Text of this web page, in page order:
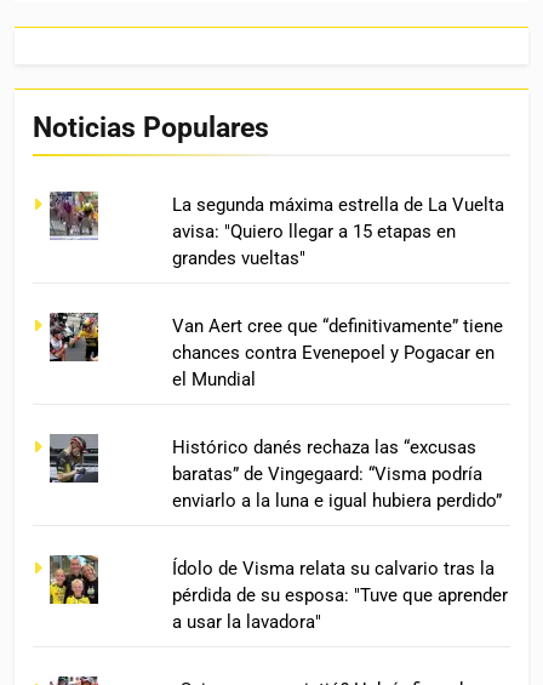
Noticias Populares
La segunda máxima estrella de La Vuelta
avisa: "Quiero llegar a 15 etapas en
grandes vueltas"
Van Aert cree que “definitivamente” tiene
chances contra Evenepoel y Pogacar en
el Mundial
Histórico danés rechaza las “excusas
baratas” de Vingegaard: “Visma podría
enviarlo a la luna e igual hubiera perdido”
Ídolo de Visma relata su calvario tras la
pérdida de su esposa: "Tuve que aprender
a usar la lavadora"